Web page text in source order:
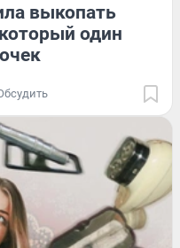
выкопать
один